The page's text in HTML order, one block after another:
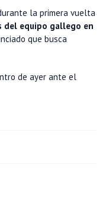
la primera vuelta
del equipo gallego en
que busca
de ayer ante el